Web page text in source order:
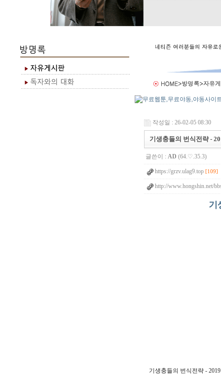
작성일 : 26-02-05 08:30
기생충들의 번식전략 -
글쓴이 : AD (64.♡.35.3)
https://grzv.ulag9.top [109]
http://www.hongshin.net/
기
기생충들의 번식전략 -